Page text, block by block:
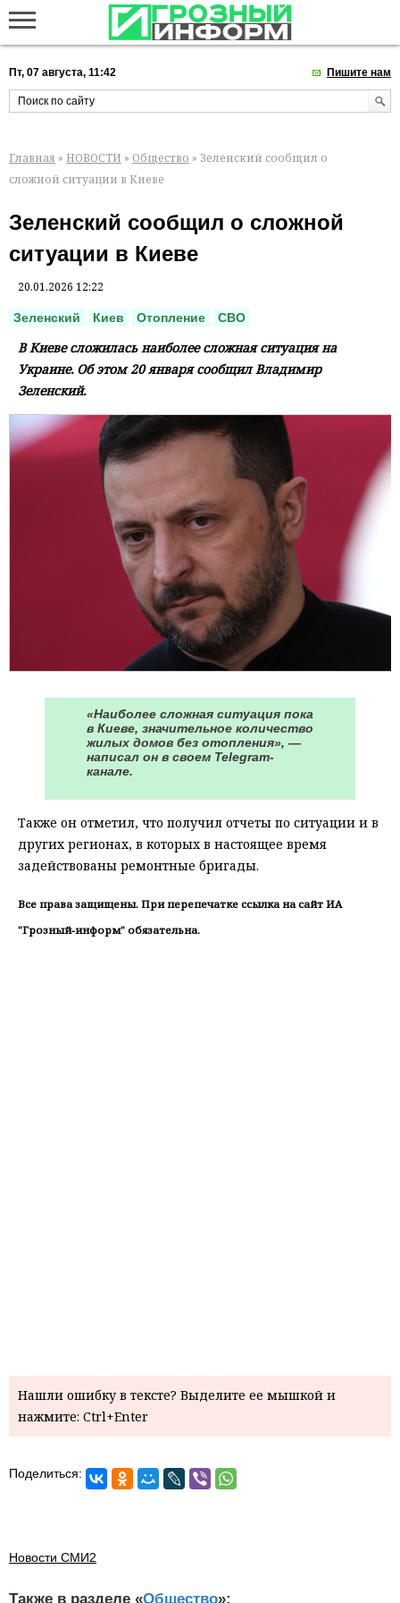
Пт, 07 августа, 11:42 Пишите нам
Главная » НОВОСТИ » Общество » Зеленский сообщил о
сложной ситуации в Киеве
Зеленский сообщил о сложной
ситуации в Киеве
20.01.2026 12:22
Зеленский Киев Отопление СВО
В Киеве сложилась наиболее сложная ситуация на
Украине. Об этом 20 января сообщил Владимир
Зеленский.
«Наиболее сложная ситуация пока
в Киеве, значительное количество
жилых домов без отопления», —
написал он в своем Telegram-
канале.
Также он отметил, что получил отчеты по ситуации и в
других регионах, в которых в настоящее время
задействованы ремонтные бригады.
Все права защищены. При перепечатке ссылка на сайт ИА
"Грозный-информ" обязательна.
Нашли ошибку в тексте? Выделите ее мышкой и
нажмите: Ctrl+Enter
Поделиться:
Новости СМИ2
Также в разделе «Общество»: